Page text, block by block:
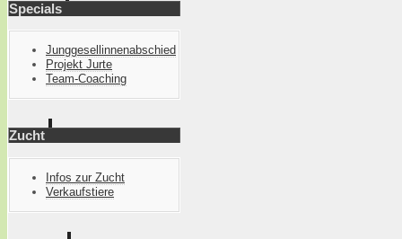
Specials
Junggesellinnenabschied
Projekt Jurte
Team-Coaching
Zucht
Infos zur Zucht
Verkaufstiere